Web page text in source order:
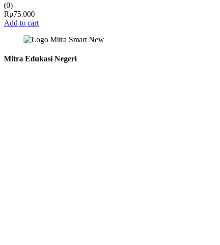
(0)
Rp75.000
Add to cart
Mitra Edukasi Negeri